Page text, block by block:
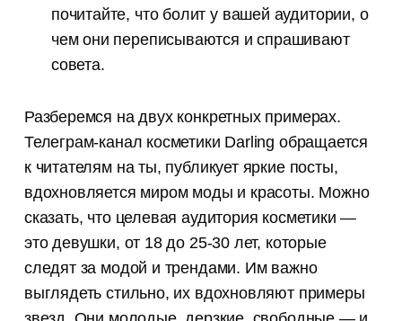
почитайте, что болит у вашей аудитории, о
чем они переписываются и спрашивают
совета.
Разберемся на двух конкретных примерах.
Телеграм-канал косметики Darling обращается
к читателям на ты, публикует яркие посты,
вдохновляется миром моды и красоты. Можно
сказать, что целевая аудитория косметики —
это девушки, от 18 до 25-30 лет, которые
следят за модой и трендами. Им важно
выглядеть стильно, их вдохновляют примеры